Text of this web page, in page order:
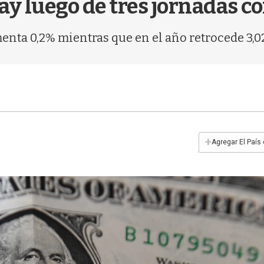
luego de tres jornadas
0,2% mientras que en el año retrocede
+Agregar El País